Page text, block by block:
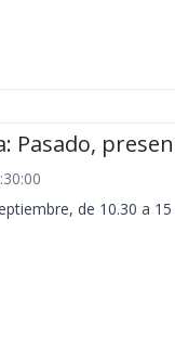
Pasado,
de 10.30 a